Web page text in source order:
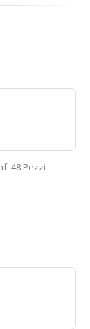
48 Pezzi